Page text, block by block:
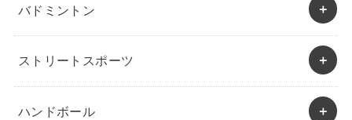
バドミントン
ストリートスポーツ
ハンドボール